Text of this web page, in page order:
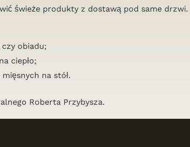
świeże produkty z dostawą pod same drzwi.
obiadu;
ciepło;
na stół.
Roberta Przybysza.